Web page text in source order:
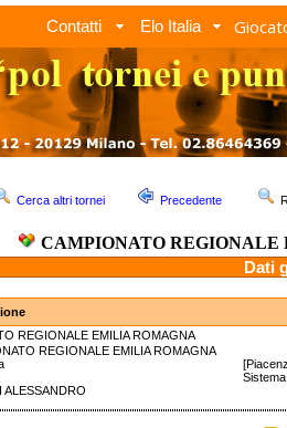
Contatti Elo Italia
Cerca altri tornei Precedente
CAMPIONATO
Dati
REGIONALE EMILIA ROMAGNA
REGIONALE EMILIA ROMAGNA
ALESSANDRO